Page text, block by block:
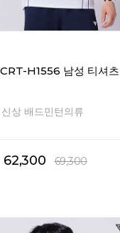
Z2561 여성 티셔츠
상 배드민턴의류
41,500 46,200